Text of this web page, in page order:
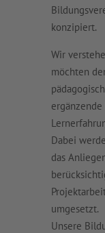
konzipiert.
Wir
möchten
Dabei
das
umgesetzt.
Unsere